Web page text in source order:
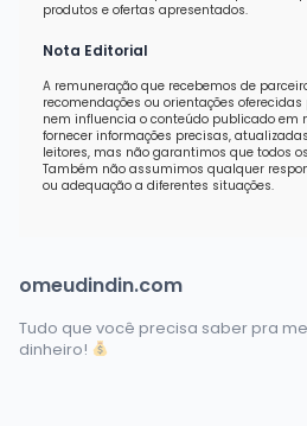
produtos e ofertas apresentados.
Nota Editorial
A remuneração que recebemos de
recomendações ou orientações
nem influencia o conteúdo publicado em
fornecer informações precisas,
leitores, mas não garantimos que todos
Também não assumimos qualquer
ou adequação a diferentes situações.
omeudindin.com
Tudo que você precisa saber pra
dinheiro!